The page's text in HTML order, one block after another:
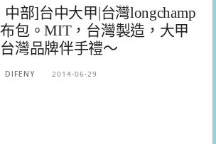
部]台中大甲|台灣longchamp
包。MIT，台灣製造，大甲
灣品牌伴手禮～
DIFENY 2014-06-29